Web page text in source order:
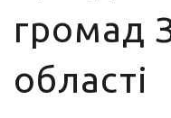
громад
області